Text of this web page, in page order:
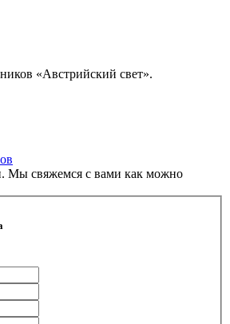
«Австрийский свет».
Мы свяжемся с вами как можно